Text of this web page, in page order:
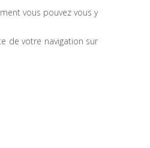
vous pouvez vous y
de votre navigation sur